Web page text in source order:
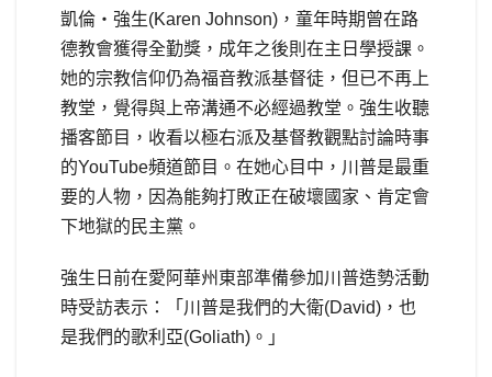
凱倫‧強生(Karen Johnson)，童年時期曾在路
德教會獲得全勤獎，成年之後則在主日學授課。
她的宗教信仰仍為福音教派基督徒，但已不再上
教堂，覺得與上帝溝通不必經過教堂。強生收聽
播客節目，收看以極右派及基督教觀點討論時事
的YouTube頻道節目。在她心目中，川普是最重
要的人物，因為能夠打敗正在破壞國家、肯定會
下地獄的民主黨。
強生日前在愛阿華州東部準備參加川普造勢活動
時受訪表示：「川普是我們的大衛(David)，也
是我們的歌利亞(Goliath)。」